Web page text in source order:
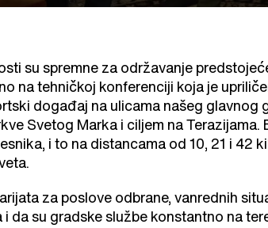
su spremne za održavanje
na tehničkoj konferenciji koja je
događaj na ulicama našeg glavnog
Svetog Marka i ciljem na
i to na distancama od 10, 21 i 42
za poslove odbrane, vanrednih
da su gradske službe konstantno na